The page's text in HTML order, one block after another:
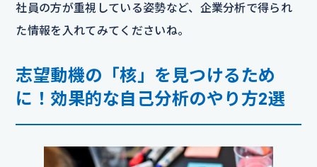
社員の方が重視している姿勢など、企業分析で得られ
た情報を入れてみてくださいね。
志望動機の「核」を見つけるため
に！効果的な自己分析のやり方2選